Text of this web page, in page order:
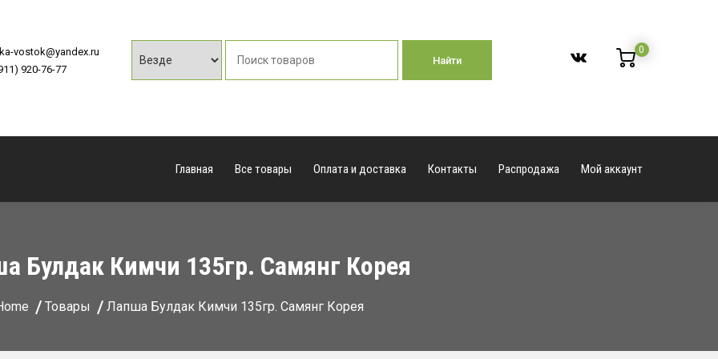
vostok@yandex.ru
920-76-77
Найти
0
Главная Все товары Оплата и доставка Контакты Распродажа Мой аккаунт
Булдак Кимчи 135гр. Самянг Корея
Товары Лапша Булдак Кимчи 135гр. Самянг Корея